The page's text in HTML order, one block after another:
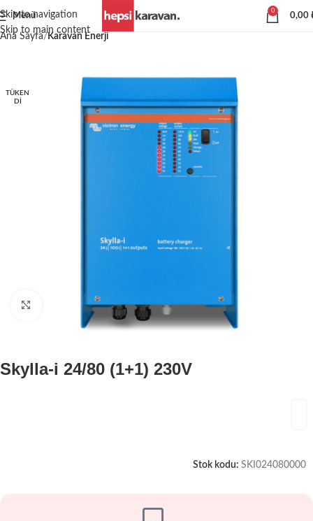
Skip to navigation
Skip to main content
Menü
0
0,00
Ana Sayfa Karavan Enerji
TÜKEN
DI
Büyütmek için tıklayın
Skylla-i 24/80 (1+1) 230V
Stok kodu: SKI024080000